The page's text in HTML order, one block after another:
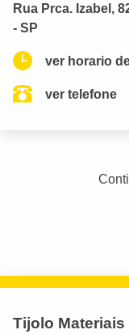
Rua Prca. Izabel,
- SP
ver horario
ver telefone
Tijolo Materiais